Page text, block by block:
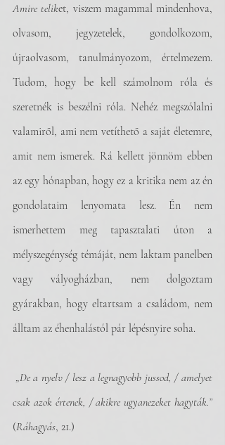
Amire teliket, viszem magammal mindenhova,
olvasom, jegyzetelek, gondolkozom,
újraolvasom, tanulmányozom, értelmezem.
Tudom, hogy be kell számolnom róla és
szeretnék is beszélni róla. Nehéz megszólalni
valamiről, ami nem vetíthető a saját életemre,
amit nem ismerek. Rá kellett jönnöm ebben
az egy hónapban, hogy ez a kritika nem az én
gondolataim lenyomata lesz. Én nem
ismerhettem meg tapasztalati úton a
mélyszegénység témáját, nem laktam panelben
vagy vályogházban, nem dolgoztam
gyárakban, hogy eltartsam a családom, nem
álltam az éhenhalástól pár lépésnyire soha.
„De a nyelv / lesz a legnagyobb jussod, / amelyet
csak azok értenek, / akikre ugyanezeket hagyták.”
(Ráhagyás, 21.)